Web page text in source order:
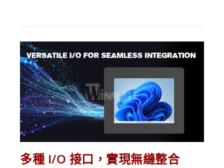
多種 I/O 接口，實現無縫整合